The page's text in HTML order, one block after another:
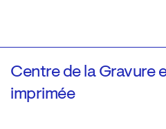
Centre de la Gravure
imprimée